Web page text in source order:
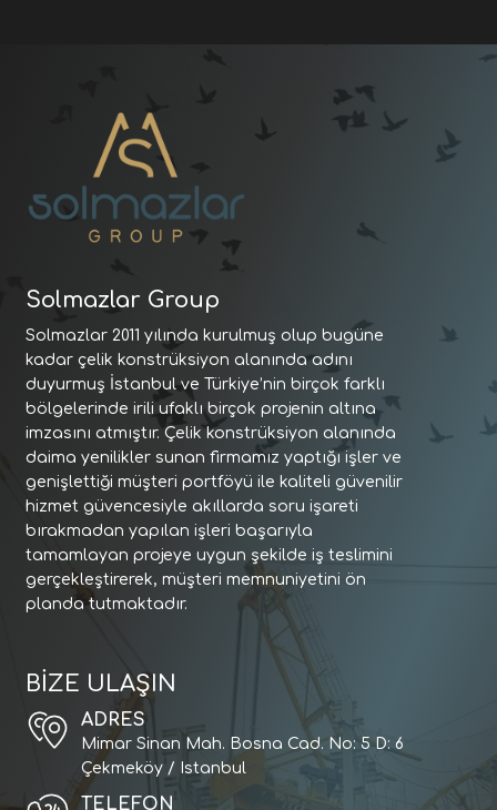
Solmazlar Group
Solmazlar 2011 yılında kurulmuş olup bugüne
kadar çelik konstrüksiyon alanında adını
duyurmuş İstanbul ve Türkiye’nin birçok farklı
bölgelerinde irili ufaklı birçok projenin altına
imzasını atmıştır. Çelik konstrüksiyon alanında
daima yenilikler sunan firmamız yaptığı işler ve
genişlettiği müşteri portföyü ile kaliteli güvenilir
hizmet güvencesiyle akıllarda soru işareti
bırakmadan yapılan işleri başarıyla
tamamlayan projeye uygun şekilde iş teslimini
gerçekleştirerek, müşteri memnuniyetini ön
planda tutmaktadır.
BİZE ULAŞIN
ADRES
Mimar Sinan Mah. Bosna Cad. No: 5 D: 6
Çekmeköy / Istanbul
TELEFON